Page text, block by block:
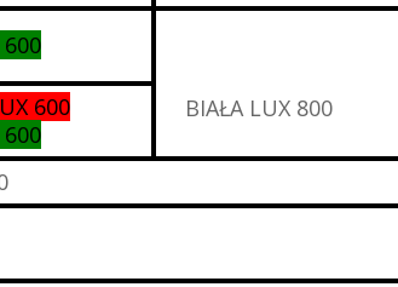
600
BIAŁA LUX 800
600
600